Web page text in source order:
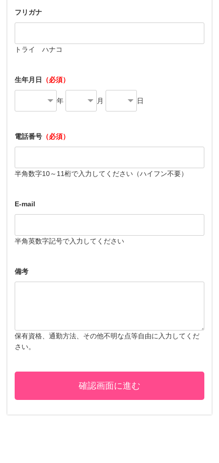
フリガナ
トライ ハナコ
生年月日 （必須）
年 月 日
電話番号 （必須）
半角数字10～11桁で入力してください（ハイフン不要）
E-mail
半角英数字記号で入力してください
備考
保有資格、通勤方法、その他不明な点等自由に入力してくだ
さい。